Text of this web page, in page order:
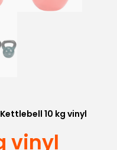
Kettlebell 10 kg vinyl
vinyl